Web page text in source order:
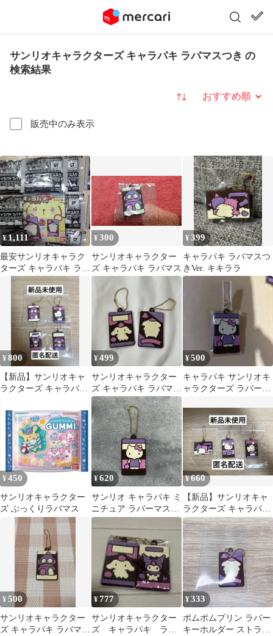
サンリオキャラクターズ キャラパキ ラバマスつき の
検索結果
販売中のみ表示
並び替え
¥1,111
最安サンリオキャラク
ターズ キャラパキ ラバ
マスつきVer. ラバマス
のみ30個
¥300
サンリオキャラクター
ズ キャラパキ ラバマス
¥399
キャラパキ ラバマスつ
きVer. キキララ
¥800
【新品】サンリオキャ
ラクターズ キャラパキ
ット
¥499
サンリオキャラクター
ズ キャラパキ ラバマス
つきVer.
¥500
キャラパキ サンリオキ
ャラクターズ ラバーマ
¥ 450
サンリオキャラクター
ズ ぶっくりラバマス
¥620
サンリオ キャラパキ ミ
ニチュア ラバーマスコ
ット
¥660
【新品】サンリオキャ
ラクターズ キャラパキ
ラバマスつきVer. 3個セ
ット
¥500
サンリオキャラクター
ズ キャラパキ ラバマス
¥777
サンリオキャラクター
ズ キャラパキ ラバ
¥333
ポムポムプリン ラバー
キーホルダー ストラッ